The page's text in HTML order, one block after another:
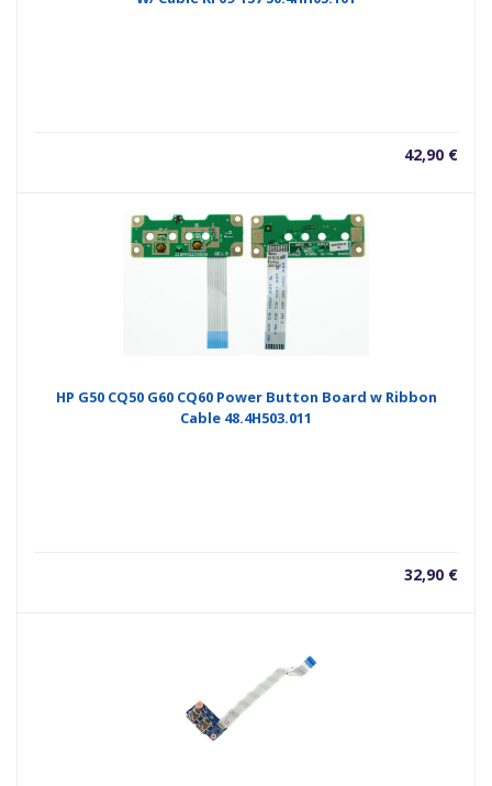
42,90 €
HP G50 CQ50 G60 CQ60 Power Button Board w Ribbon
Cable 48.4H503.011
32,90 €